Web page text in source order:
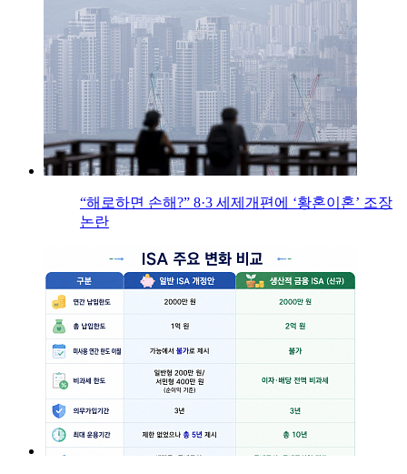
“해로하면 손해?” 8·3 세제개편에 ‘황혼이혼’ 조장
논란